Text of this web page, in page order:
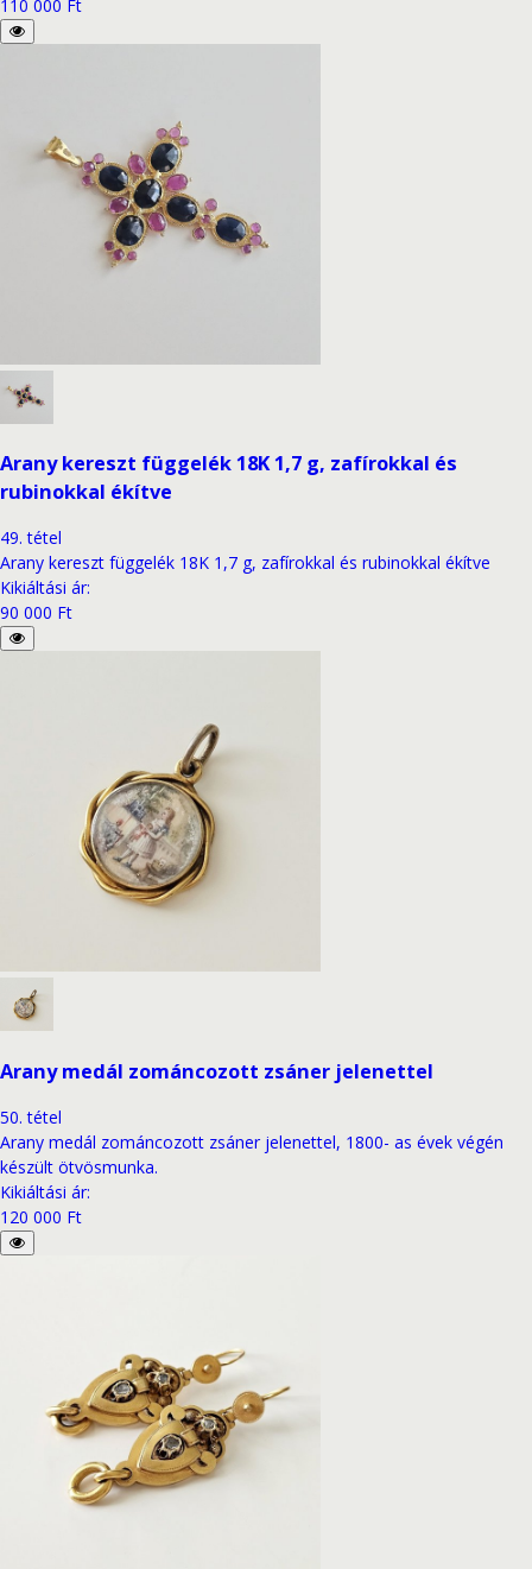
110 000 Ft
Arany kereszt függelék 18K 1,7 g, zafírokkal és
rubinokkal ékítve
49. tétel
Arany kereszt függelék 18K 1,7 g, zafírokkal és rubinokkal ékítve
Kikiáltási ár:
90 000 Ft
Arany medál zománcozott zsáner jelenettel
50. tétel
Arany medál zománcozott zsáner jelenettel, 1800- as évek végén
készült ötvösmunka.
Kikiáltási ár:
120 000 Ft